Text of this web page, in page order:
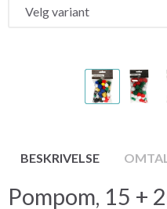
BESKRIVELSE
Pompom, 15 +